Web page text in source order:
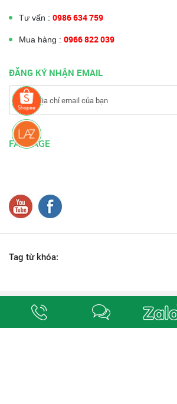
Tư vấn : 0986 634 759
Mua hàng : 0966 822 039
ĐĂNG KÝ NHẬN EMAIL
FANPAGE
Tag từ khóa:
số 78-80, đường M1 (số 18), phường Bình
Tp. Hồ Chí Minh.